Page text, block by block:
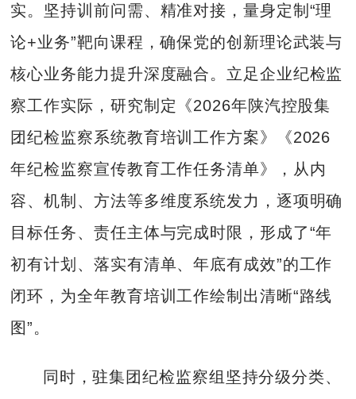
实。坚持训前问需、精准对接，量身定制“理
论+业务”靶向课程，确保党的创新理论武装与
核心业务能力提升深度融合。立足企业纪检监
察工作实际，研究制定《2026年陕汽控股集
团纪检监察系统教育培训工作方案》《2026
年纪检监察宣传教育工作任务清单》，从内
容、机制、方法等多维度系统发力，逐项明确
目标任务、责任主体与完成时限，形成了“年
初有计划、落实有清单、年底有成效”的工作
闭环，为全年教育培训工作绘制出清晰“路线
图”。
同时，驻集团纪检监察组坚持分级分类、